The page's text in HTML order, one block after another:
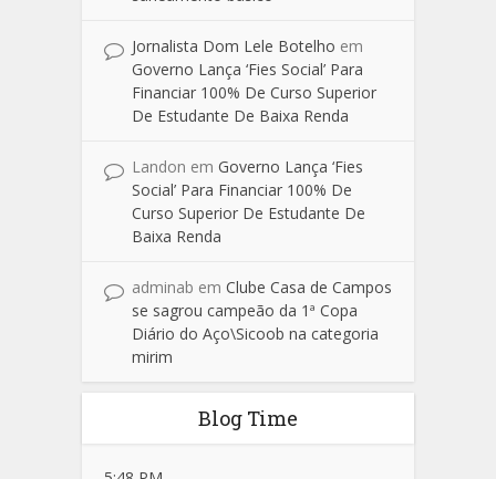
Jornalista Dom Lele Botelho em
Governo Lança ‘Fies Social’ Para
Financiar 100% De Curso Superior
De Estudante De Baixa Renda
Landon em Governo Lança ‘Fies
Social’ Para Financiar 100% De
Curso Superior De Estudante De
Baixa Renda
adminab em Clube Casa de Campos
se sagrou campeão da 1ª Copa
Diário do Aço\Sicoob na categoria
mirim
Blog Time